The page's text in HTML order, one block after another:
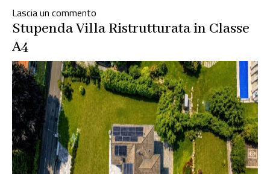
APPARTAMENTO
Lascia un commento
Varese,
Stupenda Villa Ristrutturata in Classe
A4